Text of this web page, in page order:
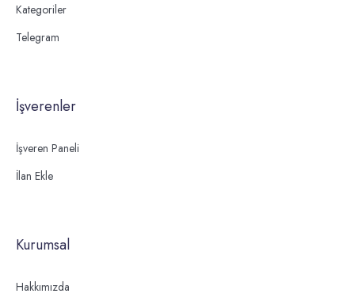
Kategoriler
Telegram
İşverenler
İşveren Paneli
İlan Ekle
Kurumsal
Hakkımızda